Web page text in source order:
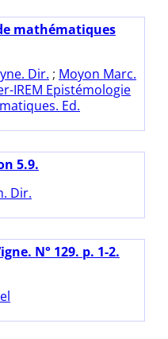
mathématiques
Dir. ; Moyon Marc.
IREM Epistémologie
Ed.
5.9.
Dir.
N° 129. p. 1-2.